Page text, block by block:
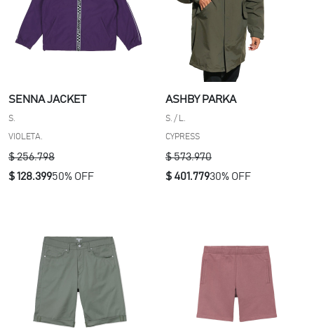
SENNA JACKET
S.
VIOLETA.
$ 256.798
$ 128.39950% OFF
ASHBY PARKA
S. / L.
CYPRESS
$ 573.970
$ 401.77930% OFF